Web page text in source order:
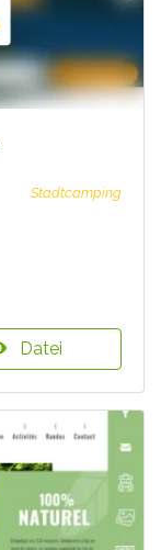
Stadtcamping
Datei